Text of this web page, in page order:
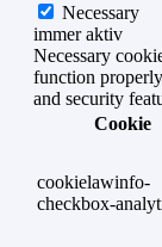
Necessary
immer aktiv
Necessary
function
and security
Cookie
cookielawinfo-
checkbox-